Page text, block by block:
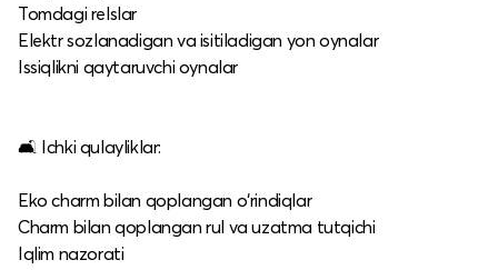
Tomdagi relslar
Elektr sozlanadigan va isitiladigan yon oynalar
Issiqlikni qaytaruvchi oynalar
🛋️ Ichki qulayliklar:
Eko charm bilan qoplangan o‘rindiqlar
Charm bilan qoplangan rul va uzatma tutqichi
Iqlim nazorati